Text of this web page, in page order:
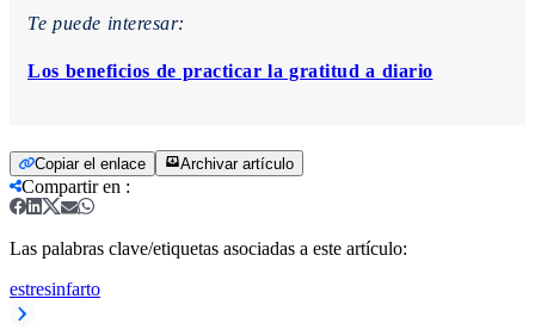
Te puede interesar:
Los beneficios de practicar la gratitud a diario
Copiar el enlace Archivar artículo
Compartir en :
Las palabras clave/etiquetas asociadas a este artículo:
estresinfarto